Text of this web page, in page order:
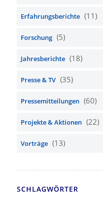
Erfahrungsberichte (11)
Forschung (5)
Jahresberichte (18)
Presse & TV (35)
Pressemitteilungen (60)
Projekte & Aktionen (22)
Vorträge (13)
SCHLAGWÖRTER